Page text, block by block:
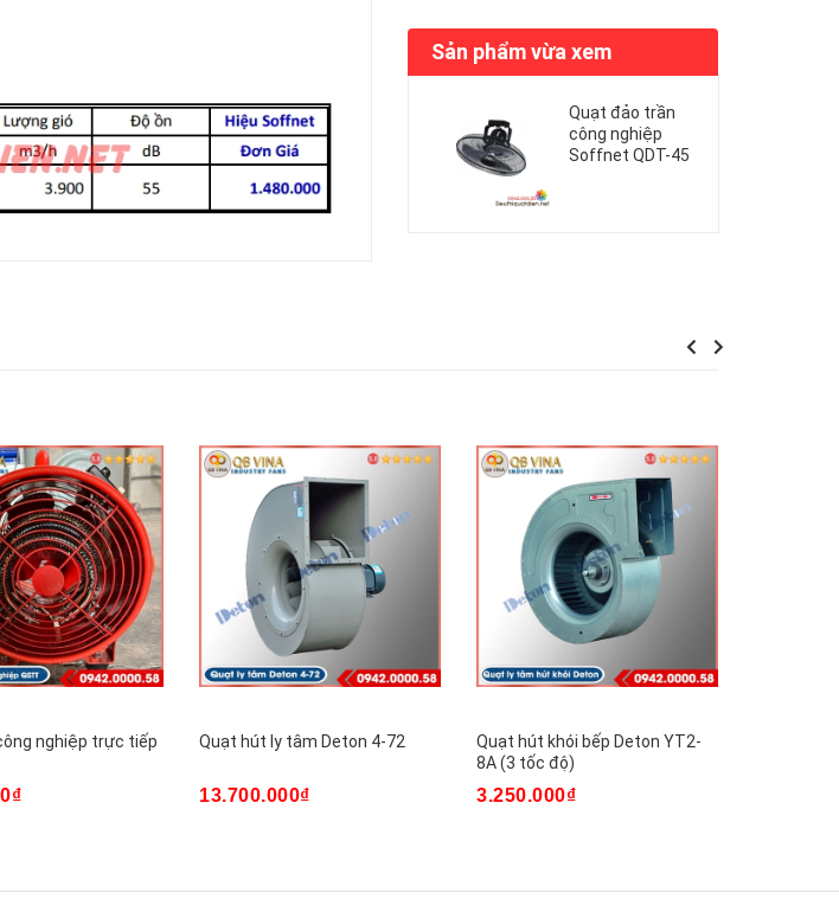
Sản phẩm vừa xem
Quạt đảo trần
công nghiệp
Soffnet QDT-45
Previous
nghiệp trực tiếp
Quạt hút ly tâm Deton 4-72
13.700.000₫
Quạt hút khói bếp Deton YT2-
8A (3 tốc độ)
3.250.000₫
Next